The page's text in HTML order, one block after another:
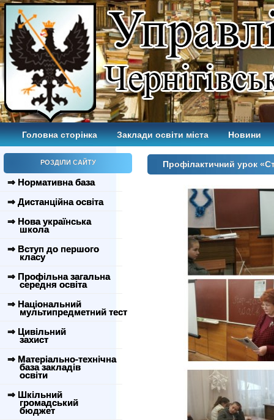
Головна сторінка Заклади освіти міста Новини
РОЗДІЛИ САЙТУ
⇒ Нормативна база
⇒ Дистанційна освіта
⇒ Нова українська
школа
⇒ Вступ до першого
класу
⇒ Профільна загальна
середня освіта
⇒ Національний
мультипредметний тест
⇒ Цивільний
захист
⇒ Матеріально-технічна
база закладів
освіти
⇒ Шкільний
громадський
бюджет
Профілактичний урок